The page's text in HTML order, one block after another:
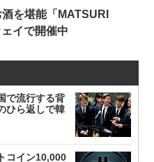
を堪能「MATSURI
イで開催中
で流行する背
ひら返しで韓
コイン10,000